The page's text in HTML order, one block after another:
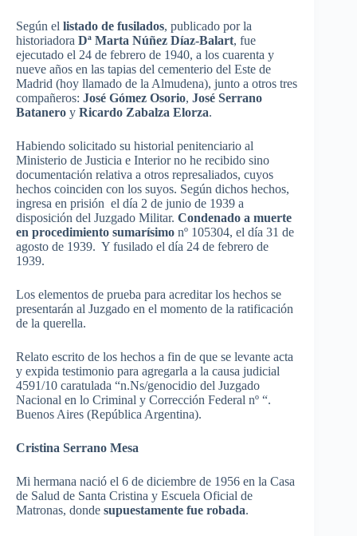
Según el listado de fusilados, publicado porla
historiadora Dª Marta Núñez Díaz-Balart, fue
ejecutado el 24 de febrero de 1940, a los cuarenta y
nueve años en las tapias del cementerio del Este de
Madrid (hoy llamado de la Almudena), junto a otros tres
compañeros: José Gómez Osorio, José Serrano
Batanero y Ricardo Zabalza Elorza.
Habiendo solicitado su historial penitenciario al
Ministerio de Justicia e Interior no he recibido sino
documentación relativa a otros represaliados, cuyos
hechos coinciden con los suyos. Según dichos hechos,
ingresa en prisión el día 2 de junio de 1939 a
disposición del Juzgado Militar. Condenado a muerte
en procedimiento sumarísimo nº 105304, el día 31 de
agosto de 1939. Y fusilado el día 24 de febrero de
1939.
Los elementos de prueba para acreditarlos hechos se
presentarán al Juzgado en el momento de la ratificación
de la querella.
Relato escrito de los hechos a fin de que se levante acta
y expida testimonio para agregarla a la causa judicial
4591/10 caratulada “n.Ns/genocidio del Juzgado
Nacional en lo Criminal y Corrección Federal nº “.
Buenos Aires (República Argentina).
Cristina Serrano Mesa
Mi hermana nació el 6 de diciembre de 1956 en la Casa
de Salud de Santa Cristina y Escuela Oficial de
Matronas, donde supuestamente fue robada.